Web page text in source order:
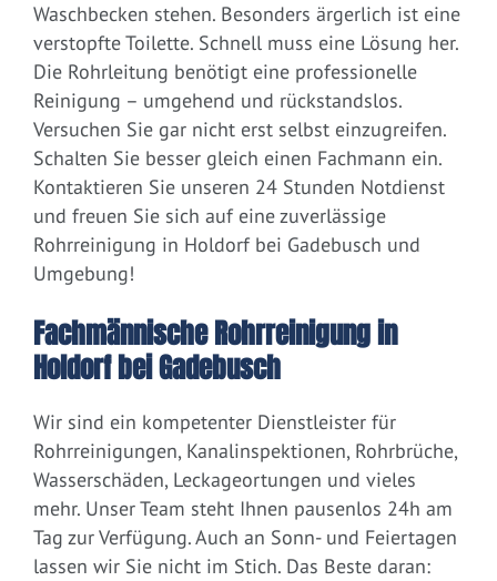
Waschbecken stehen. Besonders ärgerlich ist eine
verstopfte Toilette. Schnell muss eine Lösung her.
Die Rohrleitung benötigt eine professionelle
Reinigung – umgehend und rückstandslos.
Versuchen Sie gar nicht erst selbst einzugreifen.
Schalten Sie besser gleich einen Fachmann ein.
Kontaktieren Sie unseren 24 Stunden Notdienst
und freuen Sie sich auf eine zuverlässige
Rohrreinigung in Holdorf bei Gadebusch und
Umgebung!
Fachmännische Rohrreinigung in
Holdorf bei Gadebusch
Wir sind ein kompetenter Dienstleister für
Rohrreinigungen, Kanalinspektionen, Rohrbrüche,
Wasserschäden, Leckageortungen und vieles
mehr. Unser Team steht Ihnen pausenlos 24h am
Tag zur Verfügung. Auch an Sonn- und Feiertagen
lassen wir Sie nicht im Stich. Das Beste daran: